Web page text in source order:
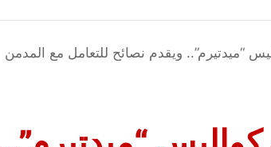
“ميدتيرم”.. ويقدم نصائح للتعامل مع المدمن